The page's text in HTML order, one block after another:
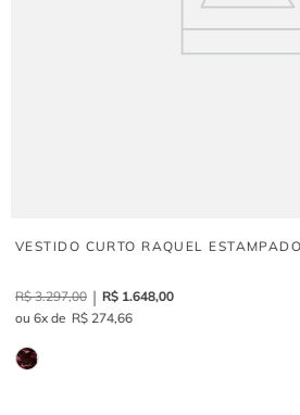
VESTIDO CURTO RAQUEL ESTAMPADO
R$ 3.297,00 R$ 1.648,00
6
R$ 274,66